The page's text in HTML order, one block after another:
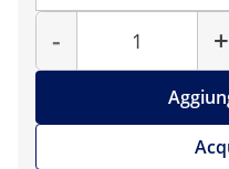
-
Quantità
+